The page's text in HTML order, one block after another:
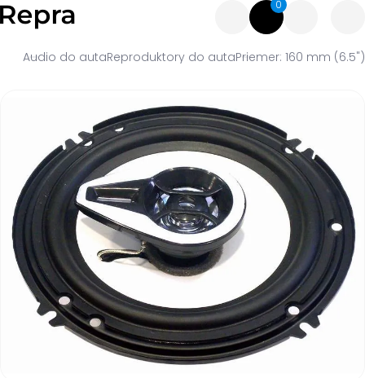
0
Audio do autaReproduktory do autaPriemer: 160 mm (6.5")